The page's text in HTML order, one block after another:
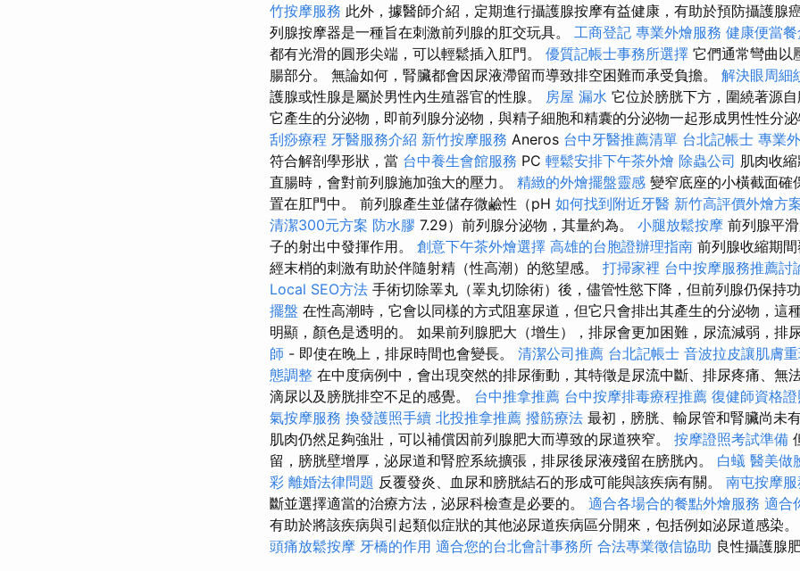
竹按摩服務 此外，據醫師介紹，定期進行攝護腺按摩有益健康，有助於預防攝護腺
列腺按摩器是一種旨在刺激前列腺的肛交玩具。 工商登記 專業外燴服務 健康便當
都有光滑的圓形尖端，可以輕鬆插入肛門。 優質記帳士事務所選擇 它們通常彎曲以
腸部分。 無論如何，腎臟都會因尿液滯留而導致排空困難而承受負擔。 解決眼周細
護腺或性腺是屬於男性內生殖器官的性腺。 房屋 漏水 它位於膀胱下方，圍繞著源
它產生的分泌物，即前列腺分泌物，與精子細胞和精囊的分泌物一起形成男性性分
刮痧療程 牙醫服務介紹 新竹按摩服務 Aneros 台中牙醫推薦清單 台北記帳士 專業
符合解剖學形狀，當 台中養生會館服務 PC 輕鬆安排下午茶外燴 除蟲公司 肌肉收
直腸時，會對前列腺施加強大的壓力。 精緻的外燴擺盤靈感 變窄底座的小橫截面確
置在肛門中。 前列腺產生並儲存微鹼性（pH 如何找到附近牙醫 新竹高評價外燴方
清潔300元方案 防水膠 7.29）前列腺分泌物，其量約為。 小腿放鬆按摩 前列腺平
子的射出中發揮作用。 創意下午茶外燴選擇 高雄的台胞證辦理指南 前列腺收縮期
經末梢的刺激有助於伴隨射精（性高潮）的慾望感。 打掃家裡 台中按摩服務推薦
Local SEO方法 手術切除睪丸（睪丸切除術）後，儘管性慾下降，但前列腺仍保持
擺盤 在性高潮時，它會以同樣的方式阻塞尿道，但它只會排出其產生的分泌物，這
明顯，顏色是透明的。 如果前列腺肥大（增生），排尿會更加困難，尿流減弱，排
師 - 即使在晚上，排尿時間也會變長。 清潔公司推薦 台北記帳士 音波拉皮讓肌膚
態調整 在中度病例中，會出現突然的排尿衝動，其特徵是尿流中斷、排尿疼痛、無
滴尿以及膀胱排空不足的感覺。 台中推拿推薦 台中按摩排毒療程推薦 復健師資格
氣按摩服務 換發護照手續 北投推拿推薦 撥筋療法 最初，膀胱、輸尿管和腎臟尚未
肌肉仍然足夠強壯，可以補償因前列腺肥大而導致的尿道狹窄。 按摩證照考試準備
留，膀胱壁增厚，泌尿道和腎腔系統擴張，排尿後尿液殘留在膀胱內。 白蟻 醫美做
彩 離婚法律問題 反覆發炎、血尿和膀胱結石的形成可能與該疾病有關。 南屯按摩
斷並選擇適當的治療方法，泌尿科檢查是必要的。 適合各場合的餐點外燴服務 適合
有助於將該疾病與引起類似症狀的其他泌尿道疾病區分開來，包括例如泌尿道感染
頭痛放鬆按摩 牙橋的作用 適合您的台北會計事務所 合法專業徵信協助 良性攝護腺